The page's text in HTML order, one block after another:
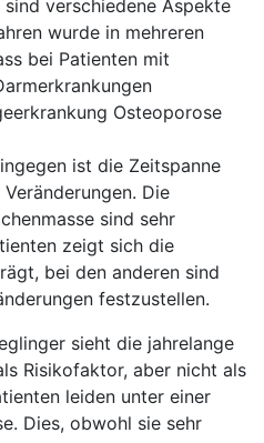
verschiedene Aspekte
wurde in mehreren
bei Patienten mit
Osteoporose
ist die Zeitspanne
Die
sind sehr
zeigt sich die
bei den anderen sind
festzustellen.
sieht die jahrelange
Risikofaktor, aber nicht als
leiden unter einer
Dies, obwohl sie sehr